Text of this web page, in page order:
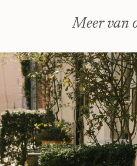
krijg ik aanvragen
manuscripten die […]
Meer van